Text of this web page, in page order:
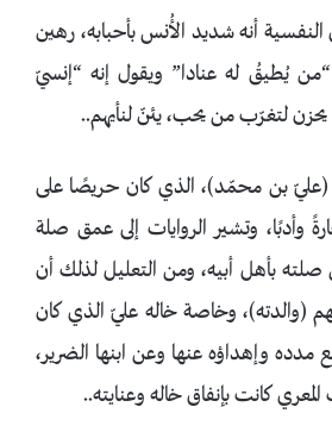
أنه شديد الأُنس بأحبابه، رهين
يُطيقُ له عنادا” ويقول إنه “إنسيّ
يحزن لتغرّب من يحب، يئنّ لنأيهم..
(عليّ بن محمّد)، الذي كان حريصًا على
وأدبًا، وتشير الروايات إلى عمق صلة
صلته بأهل أبيه، ومن التعليل لذلك أن
(والدته)، وخاصة خاله عليّ الذي كان
مدده وإهداؤه عنها وعن ابنها الضرير،
كانت بإنفاق خاله وعنايته..